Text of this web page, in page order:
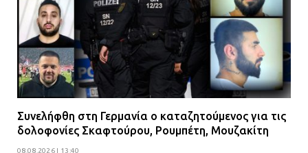
Συνελήφθη στη Γερμανία ο καταζητούμενος για τις
δολοφονίες Σκαφτούρου, Ρουμπέτη, Μουζακίτη
08.08.2026 | 13:40